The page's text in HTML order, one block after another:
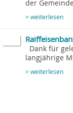
der
> weiterlesen
Dank für
langjährige
> weiterlesen